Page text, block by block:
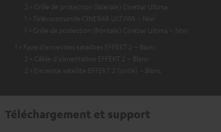
2 × Grille de protection (latérale) Cinebar Ultima
1 × Télécommande CINEBAR ULTIMA – Noir
1 × Grille de protection (frontale) Cinebar Ultima – Noir
1 × Paire d'enceintes satellites EFFEKT 2 – Blanc
2 × Câble d'alimentation EFFEKT 2 – Blanc
2 × Enceinte satellite EFFEKT 2 (unité) – Blanc
Téléchargement et support